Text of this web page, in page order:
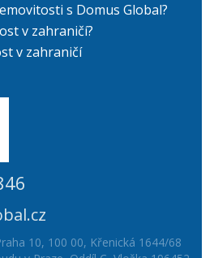
s Domus Global?
v zahraničí?
v zahraničí
10, 100 00, Křenická 1644/68